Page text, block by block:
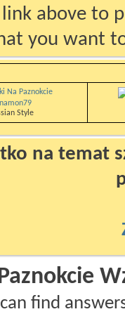
above to
you want
Style
na temat
find